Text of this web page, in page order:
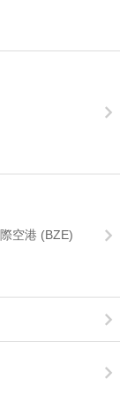
空港 (BZE)